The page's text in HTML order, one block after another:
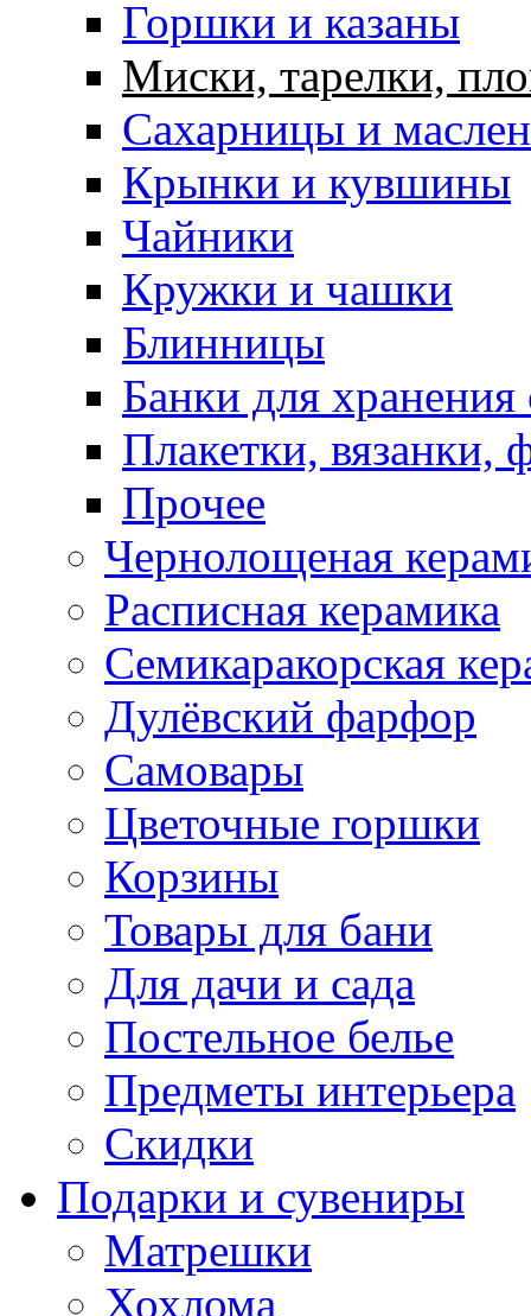
Горшки и казаны
Миски, тарелки,
Сахарницы и
Крынки и кувшины
Чайники
Кружки и чашки
Блинницы
Банки для
Плакетки, вязанки,
Прочее
Чернолощеная
Расписная керамика
Семикаракорская
Дулёвский фарфор
Самовары
Цветочные горшки
Корзины
Товары для бани
Для дачи и сада
Постельное белье
Предметы интерьера
Скидки
Подарки и сувениры
Матрешки
Хохлома